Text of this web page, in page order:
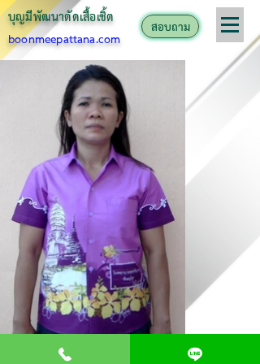
บุญมีพัฒนาตัดเสื้อเชิ้ต
boonmeepattana.com
สอบถาม